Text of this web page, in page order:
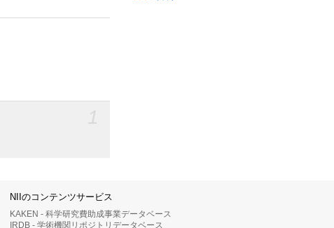
NIIのコンテンツサービス
KAKEN - 科学研究費助成事業データベース
IRDB - 学術機関リポジトリデータベース